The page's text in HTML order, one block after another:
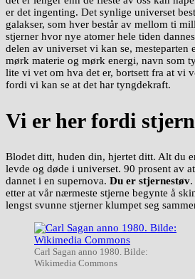
er det ingenting. Det synlige universet
galakser, som hver består av mellom ti
stjerner hvor nye atomer hele tiden
delen av universet vi kan se, mesteparten
mørk materie og mørk energi, navn som
lite vi vet om hva det er, bortsett fra at vi
fordi vi kan se at det har tyngdekraft.
Vi er her fordi
Blodet ditt, huden din, hjertet ditt. Alt du
levde og døde i universet. 90 prosent av
dannet i en supernova. Du er stjernestøv
etter at vår nærmeste stjerne begynte å
lengst svunne stjerner klumpet seg
Carl Sagan anno 1980. Bilde:
Wikimedia Commons